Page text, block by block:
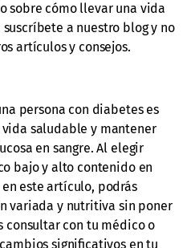
sobre cómo llevar una vida
a nuestro blog y no
artículos y consejos.
persona con diabetes es
saludable y mantener
en sangre. Al elegir
bajo y alto contenido en
este artículo, podrás
variada y nutritiva sin poner
consultar con tu médico o
significativos en tu